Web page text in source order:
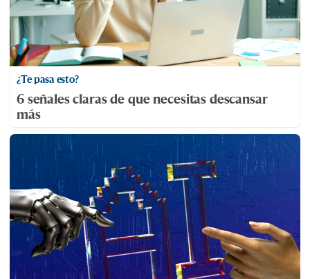
¿Te pasa esto?
6 señales claras de que necesitas descansar
más